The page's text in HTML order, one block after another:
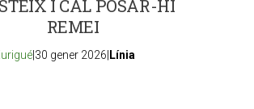
I CAL POSAR-HI
REMEI
|30 gener 2026| Línia